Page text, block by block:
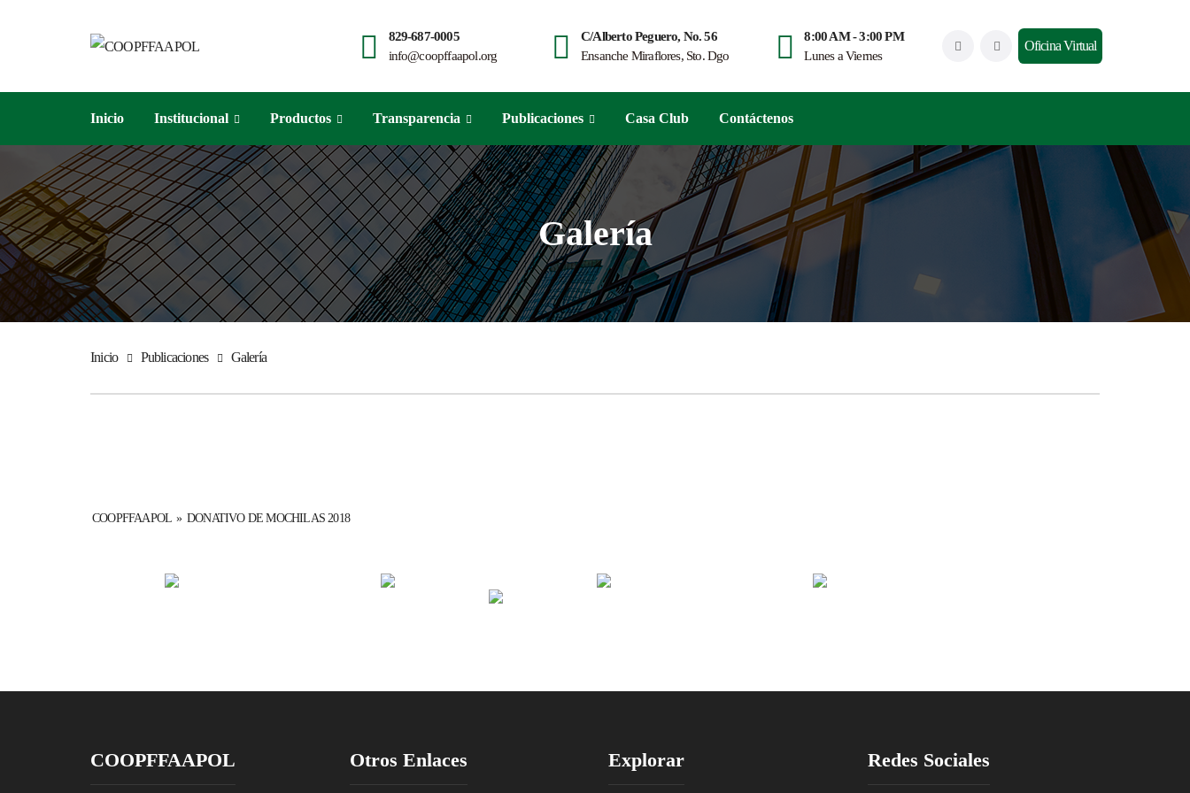
829-687-0005
info@coopffaapol.org
C/Alberto Peguero, No. 56
Ensanche Miraflores, Sto. Dgo
8:00 AM - 3:00 PM
Lunes a Viernes
Oficina Virtual
Inicio Institucional Productos Transparencia Publicaciones Casa Club Contáctenos
Galería
Inicio Publicaciones Galería
COOPFFAAPOL » DONATIVO DE MOCHILAS 2018
COOPFFAAPOL Otros Enlaces Explorar Redes Sociales